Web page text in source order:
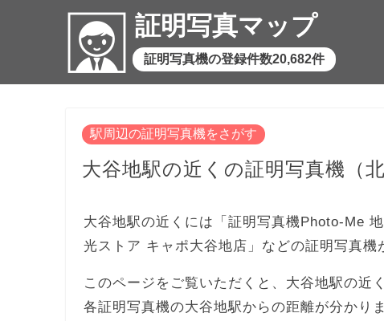
証明写真マップ
証明写真機の登録件数20,682件
駅周辺の証明写真機をさがす
大谷地駅の近くの証明写真機（北
大谷地駅の近くには「証明写真機Photo-Me
光ストア キャポ大谷地店」などの証明写真機
このページをご覧いただくと、大谷地駅の近
各証明写真機の大谷地駅からの距離が分かりま